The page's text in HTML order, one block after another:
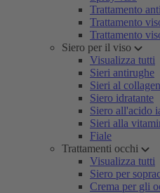
Trattamento
Trattamento
Trattamento
Siero per il viso
Visualizza tutti
Sieri antirughe
Sieri al
Siero idratante
Siero all'acido
Sieri alla
Fiale
Trattamenti occhi
Visualizza tutti
Siero per
Crema per gli